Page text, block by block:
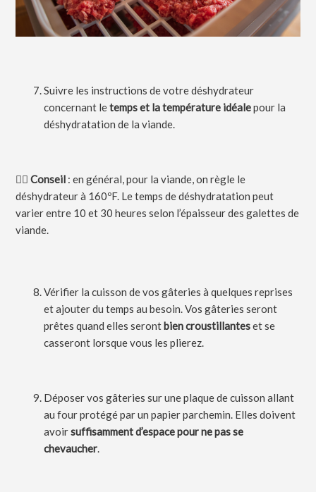
Suivre les instructions de votre déshydrateur
concernant letemps et la température idéalepour la
déshydratation de la viande.
💁‍♀️Conseil : en général, pour la viande, on règle le
déshydrateur à 160ºF. Le temps de déshydratation peut
varier entre 10 et 30 heures selon l’épaisseur des galettes de
viande.
Vérifier la cuisson de vos gâteries à quelques reprises
et ajouter du temps au besoin. Vos gâteries seront
prêtes quand elles seront bien croustillanteset se
casseront lorsque vous les plierez.
Déposer vos gâteries sur une plaque de cuisson allant
au four protégé par un papier parchemin. Elles doivent
avoirsuffisamment d’espace pour ne pas se
chevaucher.